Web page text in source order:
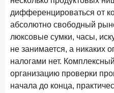
дифференцироваться от
абсолютно свободный
люксовые сумки, часы,
не занимается, а никаких
налогами нет.
организацию проверки
начала до конца,